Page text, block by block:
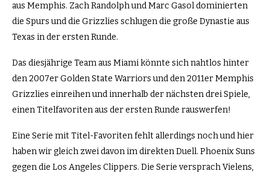
aus Memphis. Zach Randolph und Marc Gasol dominierten
die Spurs und die Grizzlies schlugen die große Dynastie aus
Texas in der ersten Runde.
Das diesjährige Team aus Miami könnte sich nahtlos hinter
den 2007er Golden State Warriors und den 2011er Memphis
Grizzlies einreihen und innerhalb der nächsten drei Spiele,
einen Titelfavoriten aus der ersten Runde rauswerfen!
Eine Serie mit Titel-Favoriten fehlt allerdings noch und hier
haben wir gleich zwei davon im direkten Duell. Phoenix Suns
gegen die Los Angeles Clippers. Die Serie versprach Vielens,